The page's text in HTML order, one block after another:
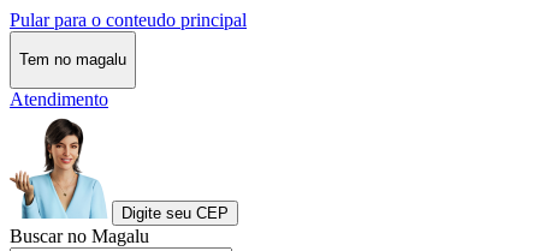
Pular para o conteudo principal
Tem no magalu
Atendimento
Digite seu CEP
Buscar no Magalu